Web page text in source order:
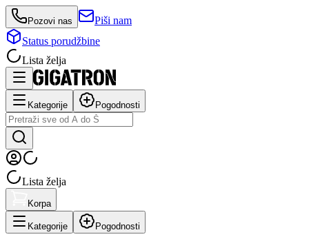
Pozovi nas
Piši nam
Status porudžbine
Lista želja
Kategorije Pogodnosti
Lista želja
Korpa
Kategorije Pogodnosti